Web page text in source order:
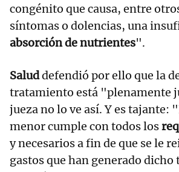
congénito que causa, entre
síntomas o dolencias, una
absorción de nutrientes".
Saluddefendió por ello que la
tratamiento está "plenamente
jueza no lo ve así. Y es tajante:
menor cumple con todos los
y necesarios a fin de que se le
gastos que han generado